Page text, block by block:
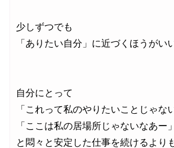
少しずつでも
「ありたい自分」に近づくほうが
自分にとって
「これって私のやりたいことじゃな
「ここは私の居場所じゃないなあー」
と悶々と安定した仕事を続けるよりも